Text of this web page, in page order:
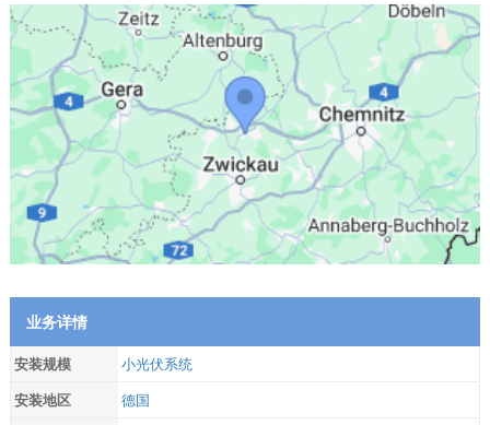
业务详情
安装规模
小光伏系统
安装地区
德国